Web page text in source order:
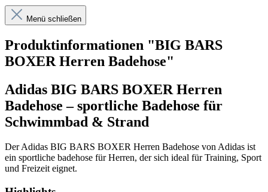
Menü schließen
Produktinformationen "BIG BARS
BOXER Herren Badehose"
Adidas BIG BARS BOXER Herren
Badehose – sportliche Badehose für
Schwimmbad & Strand
Der Adidas BIG BARS BOXER Herren Badehose von Adidas ist
ein sportliche badehose für Herren, der sich ideal für Training, Sport
und Freizeit eignet.